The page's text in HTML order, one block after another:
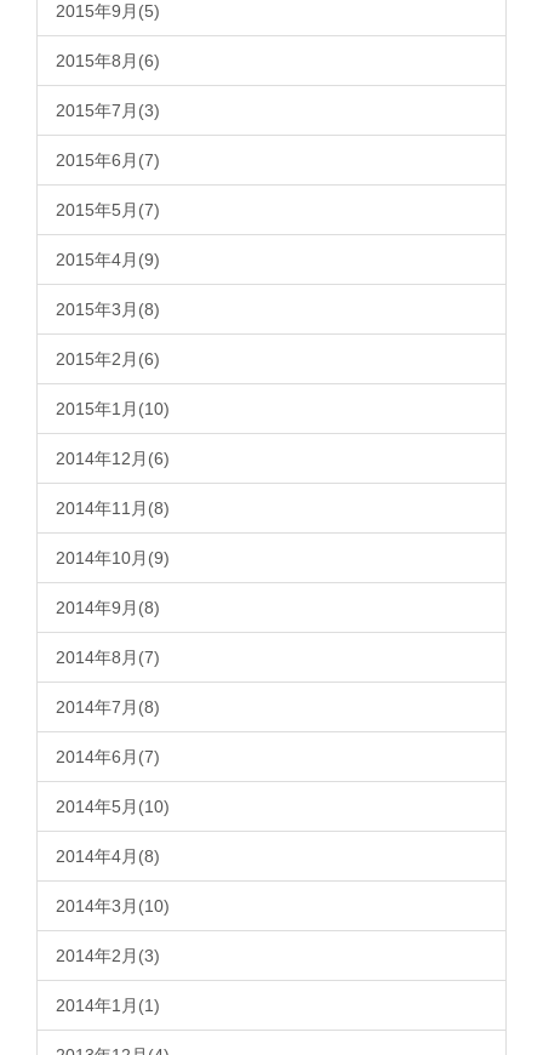
2015年9月(5)
2015年8月(6)
2015年7月(3)
2015年6月(7)
2015年5月(7)
2015年4月(9)
2015年3月(8)
2015年2月(6)
2015年1月(10)
2014年12月(6)
2014年11月(8)
2014年10月(9)
2014年9月(8)
2014年8月(7)
2014年7月(8)
2014年6月(7)
2014年5月(10)
2014年4月(8)
2014年3月(10)
2014年2月(3)
2014年1月(1)